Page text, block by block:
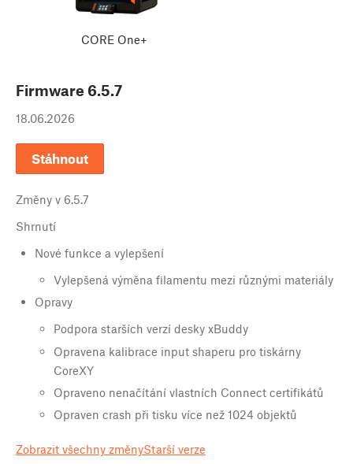
CORE One+
Firmware 6.5.7
18.06.2026
Stáhnout
Změny v 6.5.7
Shrnutí
Nové funkce a vylepšení
Vylepšená výměna filamentu mezi různými materiály
Opravy
Podpora starších verzí desky xBuddy
Opravena kalibrace input shaperu pro tiskárny
CoreXY
Opraveno nenačítání vlastních Connect certifikátů
Opraven crash při tisku více než 1024 objektů
Zobrazit všechny změnyStarší verze